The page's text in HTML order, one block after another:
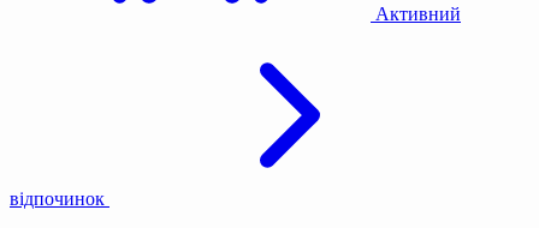
Активний
відпочинок